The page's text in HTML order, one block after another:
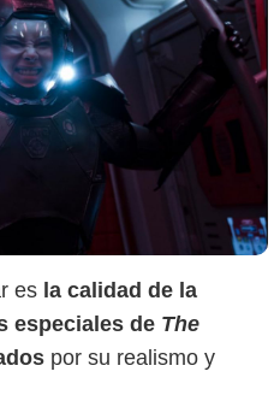
es la calidad de la
especiales de The
por su realismo y